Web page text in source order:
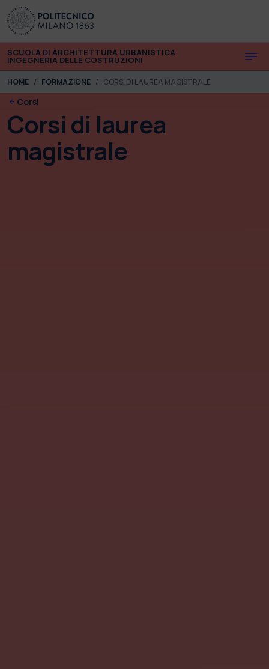
Skip to main content
Skip to page footer
SCUOLA DI ARCHITETTURA URBANISTICA
INGEGNERIA DELLE COSTRUZIONI
You are here:
HOME FORMAZIONE CORSI DI LAUREA MAGISTRALE
Corsi
Corsi di laurea
magistrale